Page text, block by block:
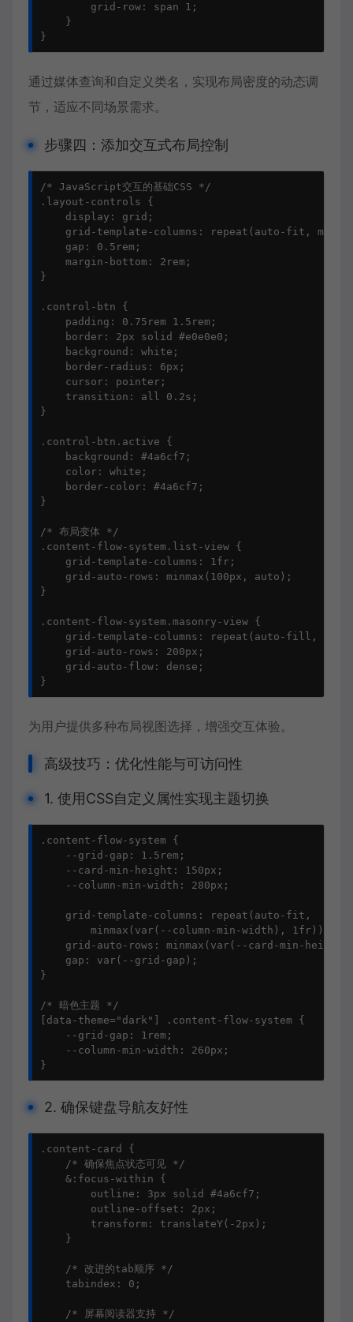
        grid-row: span 1;
    }
}
通过媒体查询和自定义类名，实现布局密度的动态调
节，适应不同场景需求。
步骤四：添加交互式布局控制
/* JavaScript交互的基础CSS */
.layout-controls {
    display: grid;
grid-template-columns: repeat(auto-fit,
    gap: 0.5rem;
    margin-bottom: 2rem;
}
.control-btn {
    padding: 0.75rem 1.5rem;
    border: 2px solid #e0e0e0;
    background: white;
    border-radius: 6px;
    cursor: pointer;
    transition: all 0.2s;
}
.control-btn.active {
    background: #4a6cf7;
    color: white;
    border-color: #4a6cf7;
}
/* 布局变体 */
.content-flow-system.list-view {
    grid-template-columns: 1fr;
    grid-auto-rows: minmax(100px, auto);
}
.content-flow-system.masonry-view {
grid-template-columns: repeat(auto-fill,
    grid-auto-rows: 200px;
    grid-auto-flow: dense;
}
为用户提供多种布局视图选择，增强交互体验。
高级技巧：优化性能与可访问性
1. 使用CSS自定义属性实现主题切换
.content-flow-system {
    --grid-gap: 1.5rem;
    --card-min-height: 150px;
    --column-min-width: 280px;
    grid-template-columns: repeat(auto-fit,
        minmax(var(--column-min-width), 1fr));
grid-auto-rows: minmax(var(--card-min-
    gap: var(--grid-gap);
}
/* 暗色主题 */
[data-theme="dark"] .content-flow-system {
    --grid-gap: 1rem;
    --column-min-width: 260px;
}
2. 确保键盘导航友好性
.content-card {
    /* 确保焦点状态可见 */
    &:focus-within {
        outline: 3px solid #4a6cf7;
        outline-offset: 2px;
        transform: translateY(-2px);
    }
    /* 改进的tab顺序 */
    tabindex: 0;
    /* 屏幕阅读器支持 */